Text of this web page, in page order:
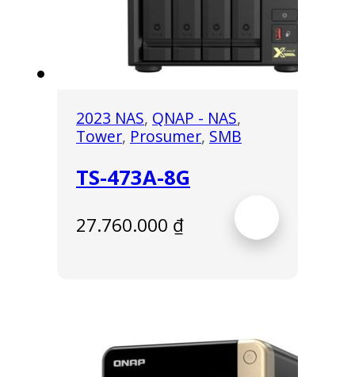
2023 NAS, QNAP - NAS,
Tower, Prosumer, SMB
TS-473A-8G
27.760.000 ₫